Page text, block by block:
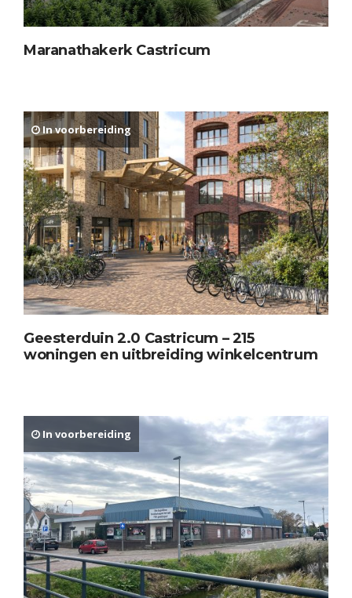
Maranathakerk Castricum
In voorbereiding
Geesterduin 2.0 Castricum – 215
woningen en uitbreiding winkelcentrum
In voorbereiding